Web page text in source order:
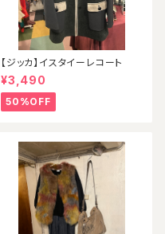
【ジッカ】イスタイーレコート
¥3,490
50%OFF